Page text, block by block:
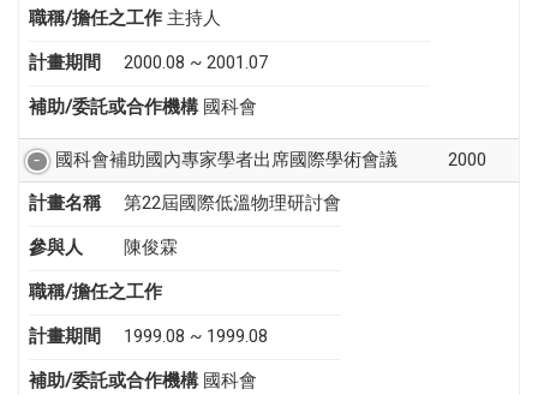
職稱/擔任之工作 主持人
計畫期間 2000.08 ~ 2001.07
補助/委託或合作機構 國科會
國科會補助國內專家學者出席國際學術會議
2000
計畫名稱
第22屆國際低溫物理研討會
參與人 陳俊霖
職稱/擔任之工作
計畫期間 1999.08 ~ 1999.08
補助/委託或合作機構 國科會